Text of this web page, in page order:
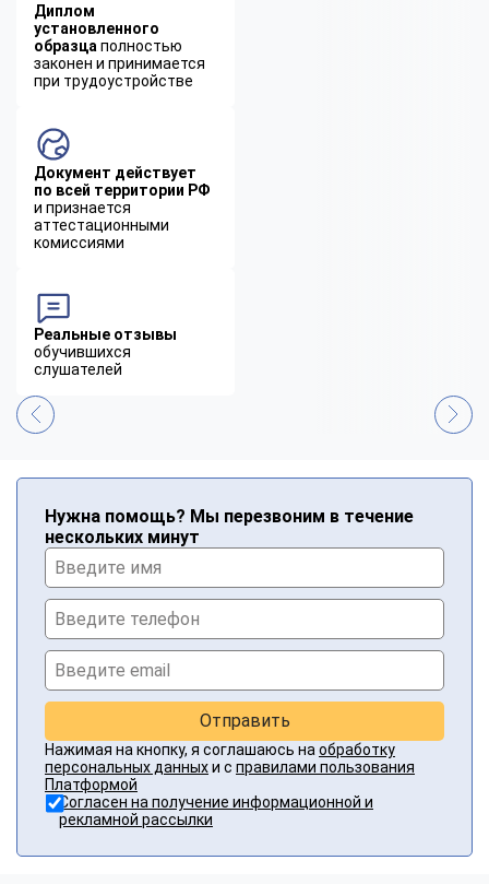
Диплом
установленного
образца полностью
законен и принимается
при трудоустройстве
Документ действует
по всей территории РФ
и признается
аттестационными
комиссиями
Реальные отзывы
обучившихся
слушателей
Нужна помощь? Мы перезвоним в течение
нескольких минут
Отправить
Нажимая на кнопку, я соглашаюсь на обработку
персональных данныхи с правилами пользования
Платформой
Согласен на получение информационной и
рекламной рассылки